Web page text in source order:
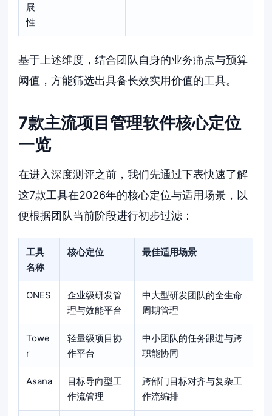
展
性
基于上述维度，结合团队自身的业务痛点与预算
阈值，方能筛选出具备长效实用价值的工具。
7款主流项目管理软件核心定位
一览
在进入深度测评之前，我们先通过下表快速了解
这7款工具在2026年的核心定位与适用场景，以
便根据团队当前阶段进行初步过滤：
工具
名称
核心定位 最佳适用场景
ONES
企业级研发管
理与效能平台
中大型研发团队的全生命
周期管理
Towe
r
轻量级项目协
作平台
中小团队的任务跟进与跨
职能协同
Asana
目标导向型工
作流管理
跨部门目标对齐与复杂工
作流编排